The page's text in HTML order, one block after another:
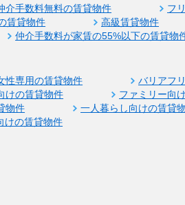
介手数料無料の賃貸物件
フ
賃貸物件
高級賃貸物件
仲介手数料が家賃の55%以下の賃貸物
性専用の賃貸物件
バリアフ
けの賃貸物件 ファミリー向
物件
一人暮らし向けの賃貸
けの賃貸物件